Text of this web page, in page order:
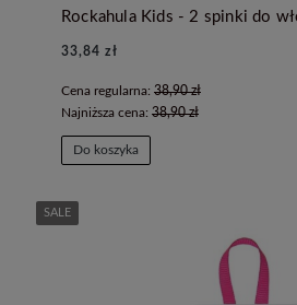
Rockahula Kids - 2 spinki do
33,84 zł
Cena regularna: 38,90 zł
Najniższa cena: 38,90 zł
Do koszyka
SALE